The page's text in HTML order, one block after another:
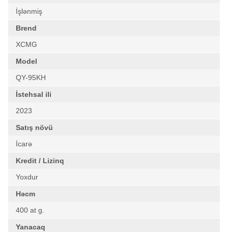
İşlənmiş
Brend
XCMG
Model
QY-95KH
İstehsal ili
2023
Satış növü
İcarə
Kredit / Lizinq
Yoxdur
Həcm
400 at g.
Yanacaq